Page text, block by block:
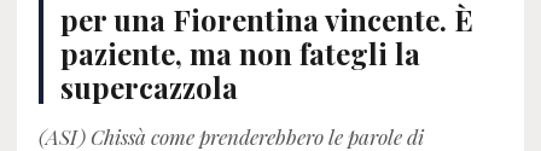
per una Fiorentina vincente. È
paziente, ma non fategli la
supercazzola
(ASI) Chissà come prenderebbero le parole di